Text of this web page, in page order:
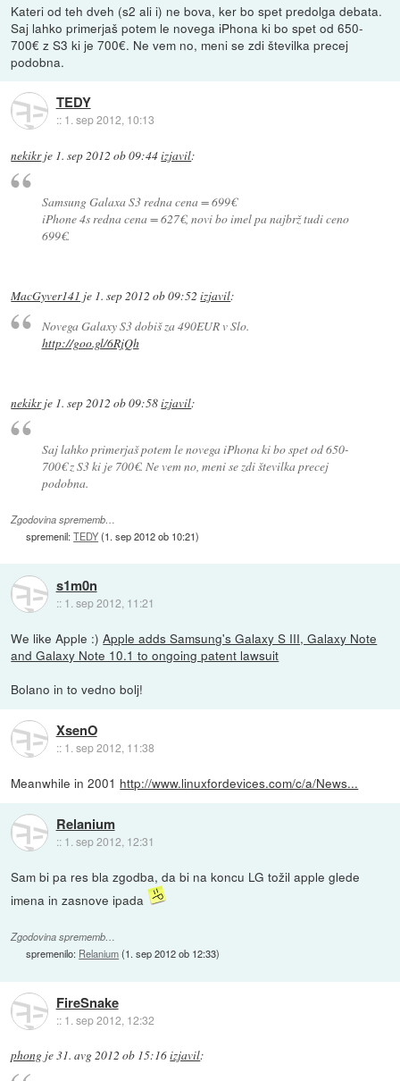
Kateri od teh dveh (s2 ali i) ne bova, ker bo spet predolga debata.
Saj lahko primerjaš potem le novega iPhona ki bo spet od 650-
700€ z S3 ki je 700€. Ne vem no, meni se zdi številka precej
podobna.
TEDY
:: 1. sep 2012, 10:13
nekikrje 1. sep 2012 ob 09:44izjavil:
Samsung Galaxa S3 redna cena = 699€
iPhone 4s redna cena = 627€, novi bo imel pa najbrž tudi ceno
699€.
MacGyver141 je 1. sep 2012 ob 09:52 izjavil:
Novega Galaxy S3 dobiš za 490EUR v Slo.
http://goo.gl/6RjQh
nekikrje 1. sep 2012 ob 09:58izjavil:
Saj lahko primerjaš potem le novega iPhona ki bo spet od 650-
700€ z S3 ki je 700€. Ne vem no, meni se zdi številka precej
podobna.
Zgodovina sprememb…
spremenil:TEDY(1. sep 2012 ob 10:21)
s1m0n
:: 1. sep 2012, 11:21
We like Apple :)Apple adds Samsung's Galaxy S III, Galaxy Note
and Galaxy Note 10.1 to ongoing patent lawsuit
Bolano in to vedno bolj!
XsenO
:: 1. sep 2012, 11:38
Meanwhile in 2001 http://www.linuxfordevices.com/c/a/News...
Relanium
:: 1. sep 2012, 12:31
Sam bi pa res bla zgodba, da bi na koncu LG tožil apple glede
imena in zasnove ipada
Zgodovina sprememb…
spremenilo: Relanium(1. sep 2012 ob 12:33)
FireSnake
:: 1. sep 2012, 12:32
phong je31. avg 2012 ob 15:16izjavil: